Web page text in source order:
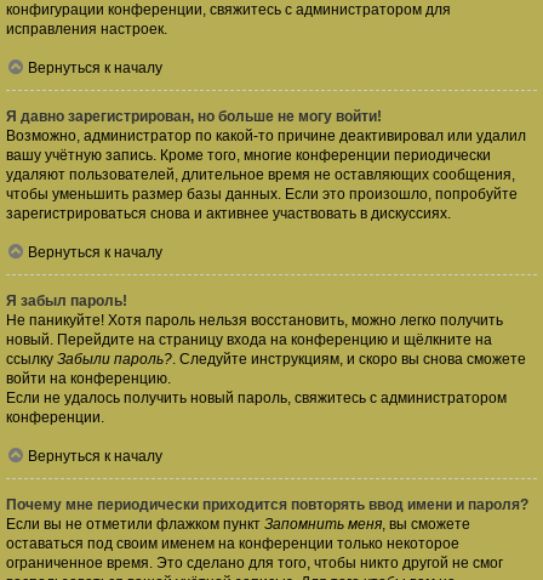
конфигурации конференции, свяжитесь с администратором для
исправления настроек.
Вернуться к началу
Я давно зарегистрирован, но больше не могу войти!
Возможно, администратор по какой-то причине деактивировал или удалил
вашу учётную запись. Кроме того, многие конференции периодически
удаляют пользователей, длительное время не оставляющих сообщения,
чтобы уменьшить размер базы данных. Если это произошло, попробуйте
зарегистрироваться снова и активнее участвовать в дискуссиях.
Вернуться к началу
Я забыл пароль!
Не паникуйте! Хотя пароль нельзя восстановить, можно легко получить
новый. Перейдите на страницу входа на конференцию и щёлкните на
ссылку Забыли пароль?. Следуйте инструкциям, и скоро вы снова сможете
войти на конференцию.
Если не удалось получить новый пароль, свяжитесь с администратором
конференции.
Вернуться к началу
Почему мне периодически приходится повторять ввод имени и пароля?
Если вы не отметили флажком пункт Запомнить меня, вы сможете
оставаться под своим именем на конференции только некоторое
ограниченное время. Это сделано для того, чтобы никто другой не смог